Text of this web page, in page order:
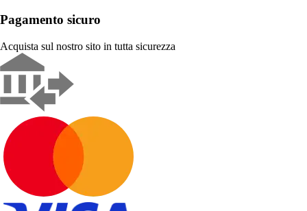
Pagamento sicuro
Acquista sul nostro sito in tutta sicurezza